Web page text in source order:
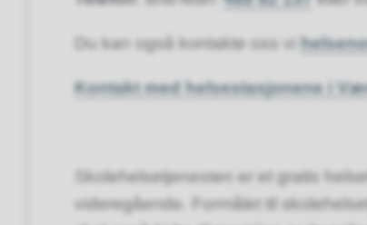
Du kan også kontakte oss vi
Kontakt med helsestasjonene i
Skolehelsetjenesten er et gratis
videregående. Formålet til